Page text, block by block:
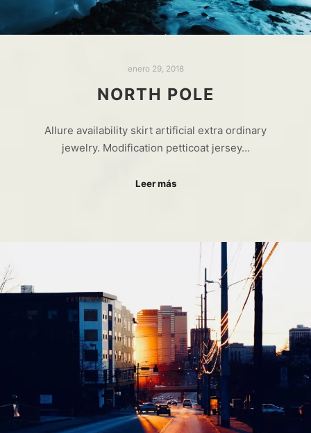
enero 29, 2018
NORTH POLE
Allure availability skirt artificial extra ordinary
jewelry. Modification petticoat jersey…
Leer más